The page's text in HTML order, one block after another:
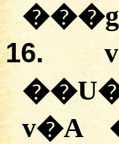
16.
v�A